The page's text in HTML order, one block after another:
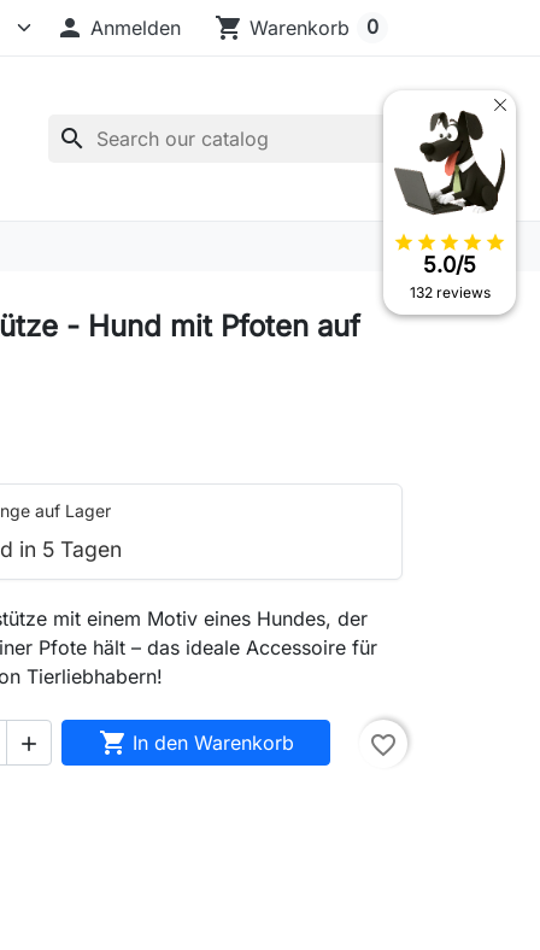
 Anmelden shopping_cart Warenkorb 0
search
- Hund mit Pfoten auf
auf Lager
in 5 Tagen
mit einem Motiv eines Hundes, der
Pfote hält – das ideale Accessoire für
Tierliebhabern!
  In den Warenkorb favorite_border
star star star star star
5.0/5
132 reviews